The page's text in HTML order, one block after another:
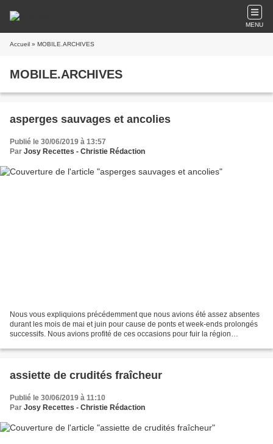
MENU
Accueil » MOBILE.ARCHIVES
MOBILE.ARCHIVES
asperges sauvages et ancolies
Publié le 30/06/2019 à 13:57
Par Josy Recettes - Christie Rédaction
Nous vous expliquions précédemment que nous avions été assez absentes
durant les mois de mai et juin pour cause de ponts et week-ends prolongés
successifs. Nous avions profité de ces occasions pour fuir la région
assiette de crudités fraîcheur
Publié le 30/06/2019 à 11:10
Par Josy Recettes - Christie Rédaction